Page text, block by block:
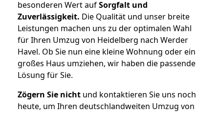
besonderen Wert aufSorgfalt und
Zuverlässigkeit. Die Qualität und unser breite
Leistungen machen uns zu der optimalen Wahl
für Ihren Umzug von Heidelberg nach Werder
Havel. Ob Sie nun eine kleine Wohnung oder ein
großes Haus umziehen, wir haben die passende
Lösung für Sie.
Zögern Sie nicht und kontaktieren Sie uns noch
heute, um Ihren deutschlandweiten Umzug von